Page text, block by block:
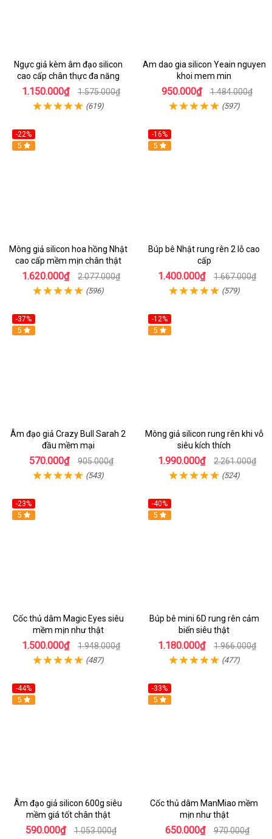
Ngực giả kèm âm đạo silicon
cao cấp chân thực đa năng
1.150.000₫ 1.575.000₫
(619)
Am dao gia silicon Yeain nguyen
khoi mem min
950.000₫ 1.484.000₫
(597)
-22%
5
Mông giả silicon hoa hồng Nhật
cao cấp mềm mịn chân thật
1.620.000₫ 2.077.000₫
(596)
-16%
Hot
5
Búp bê Nhật rung rên 2 lỗ cao
cấp
1.400.000₫ 1.667.000₫
(579)
-37%
Hot
5
Âm đạo giả Crazy Bull Sarah 2
đầu mềm mại
570.000₫ 905.000₫
(543)
-12%
Hot
5
Mông giả silicon rung rên khi vỗ
siêu kích thích
1.990.000₫ 2.261.000₫
(524)
-23%
Hot
5
Cốc thủ dâm Magic Eyes siêu
mềm mịn như thật
1.500.000₫ 1.948.000₫
(487)
-40%
5
Búp bê mini 6D rung rên cảm
biến siêu thật
1.180.000₫ 1.966.000₫
(477)
-44%
5
Âm đạo giả silicon 600g siêu
mềm giá tốt chân thật
590.000₫ 1.053.000₫
-33%
Hot
5
Cốc thủ dâm ManMiao mềm
mịn như thật
650.000₫ 970.000₫